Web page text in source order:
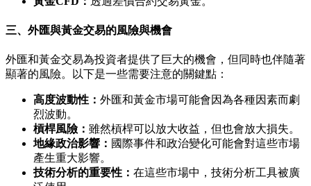
三、外匯與黃金交易的風險與機會
外匯和黃金交易為投資者提供了巨大的機會，但同時也伴隨著
顯著的風險。以下是一些需要注意的關鍵點：
高度波動性： 外匯和黃金市場可能會因為各種因素而劇
烈波動。
槓桿風險： 雖然槓桿可以放大收益，但也會放大損失。
地緣政治影響： 國際事件和政治變化可能會對這些市場
產生重大影響。
技術分析的重要性： 在這些市場中，技術分析工具被廣